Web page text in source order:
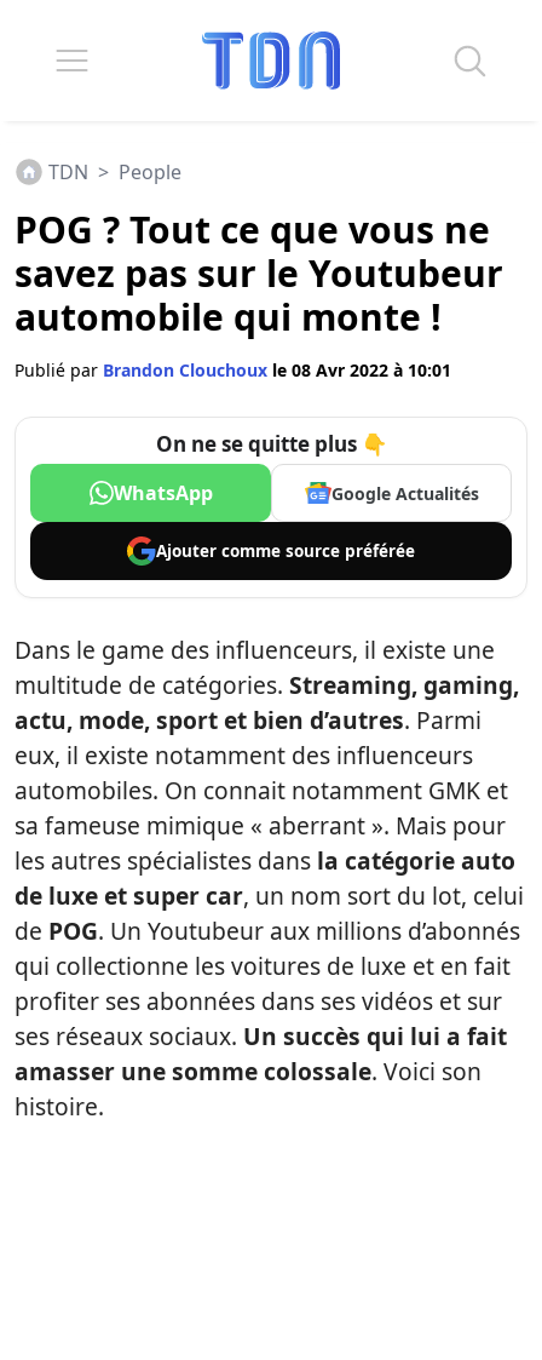
TDN > People
POG ? Tout ce que vous ne
savez pas sur le Youtubeur
automobile qui monte !
Publié par Brandon Clouchoux le 08 Avr 2022 à 10:01
On ne se quitte plus 👇
WhatsApp Google Actualités
Ajouter comme source préférée
Dans le game des influenceurs, il existe une
multitude de catégories. Streaming, gaming,
actu, mode, sport et bien d’autres. Parmi
eux, il existe notamment des influenceurs
automobiles. On connait notamment GMK et
sa fameuse mimique « aberrant ». Mais pour
les autres spécialistes dans la catégorie auto
de luxe et super car, un nom sort du lot, celui
de POG. Un Youtubeur aux millions d’abonnés
qui collectionne les voitures de luxe et en fait
profiter ses abonnées dans ses vidéos et sur
ses réseaux sociaux. Un succès qui lui a fait
amasser une somme colossale. Voici son
histoire.